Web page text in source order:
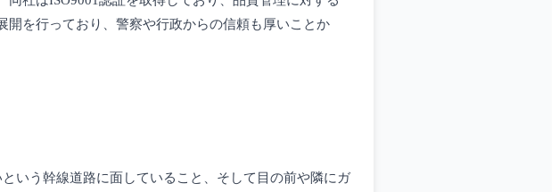
を行っており、警察や行政からの信頼も厚いことか
いう幹線道路に面していること、そして目の前や隣にガ